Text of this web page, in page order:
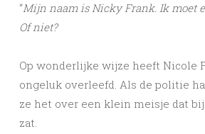
“Mijn naam is Nicky Frank. Ik moet
Of niet?
Op wonderlijke wijze heeft Nicole
ongeluk overleefd. Als de politie
ze het over een klein meisje dat
zat.